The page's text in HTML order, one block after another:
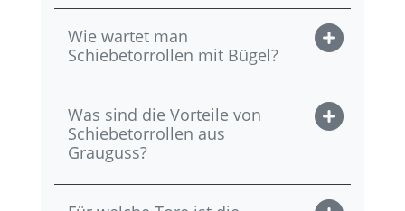
Wie wartet man
Schiebetorrollen mit Bügel?
Was sind die Vorteile von
Schiebetorrollen aus
Grauguss?